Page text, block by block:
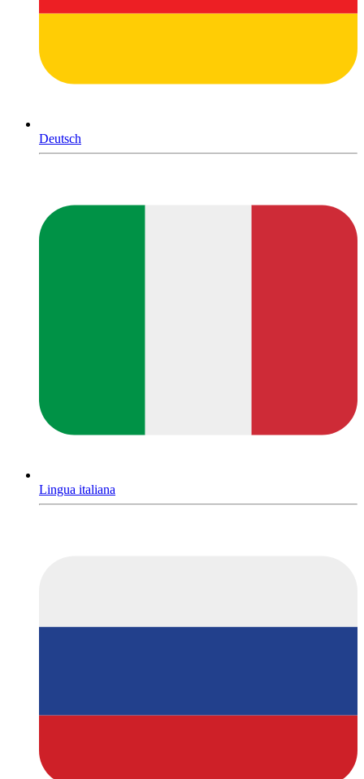
Deutsch
Lingua italiana